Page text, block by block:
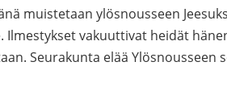
muistetaan ylösnousseen
Ilmestykset vakuuttivat heidät
Seurakunta elää Ylösnousseen